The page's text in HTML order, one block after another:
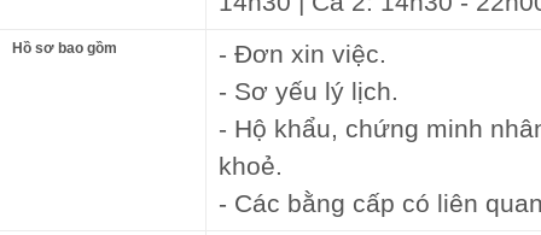
Hồ sơ bao gồm
- Đơn xin việc.
- Sơ yếu lý lịch.
- Hộ khẩu, chứng minh
khoẻ.
- Các bằng cấp có liên